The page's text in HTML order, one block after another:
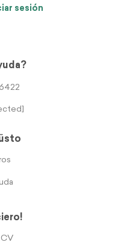
sesión